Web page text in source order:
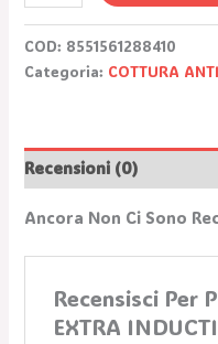
COD: 8551561288410
Categoria: COTTURA
Recensioni (0)
Ancora Non Ci Sono
Recensisci Per
EXTRA